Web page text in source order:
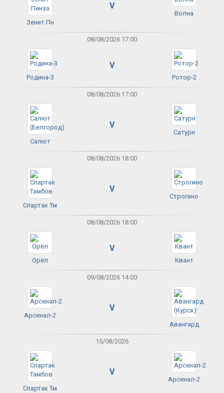
Зенит Пн
V
Волна
08/08/2026 17:00
Родина-3
V
Ротор-2
08/08/2026 17:00
Салют
V
Сатурн
08/08/2026 18:00
Спартак Тм
V
Строгино
08/08/2026 18:00
Орёл
V
Квант
09/08/2026 14:00
Арсенал-2
V
Авангард
15/08/2026
Спартак Тм
V
Арсенал-2